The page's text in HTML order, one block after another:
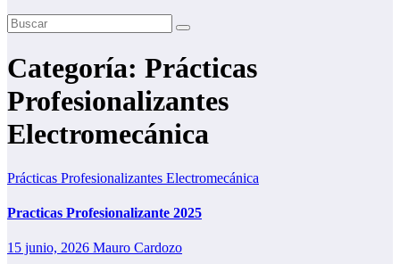
Categoría: Prácticas
Profesionalizantes
Electromecánica
Prácticas Profesionalizantes Electromecánica
Practicas Profesionalizante 2025
15 junio, 2026 Mauro Cardozo